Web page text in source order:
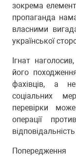
зокрема
пропаганда
власними
української
Ігнат
його
фахівців, а
соціальних
перевірки
операції